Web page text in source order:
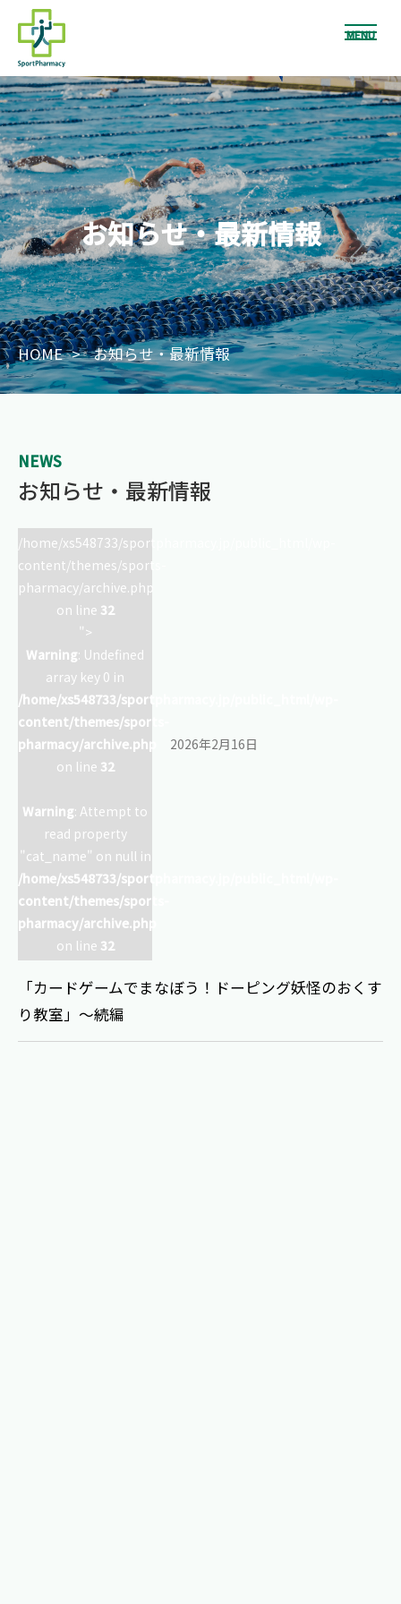
MENU
お知らせ・最新情報
HOME お知らせ・最新情報
NEWS
お知らせ・最新情報
/home/xs548733/sportpharmacy.jp/public_html/wp-
content/themes/sports-
pharmacy/archive.php
on line 32
">
Warning: Undefined
array key 0 in
/home/xs548733/sportpharmacy.jp/public_html/wp-
content/themes/sports-
pharmacy/archive.php
on line 32
Warning: Attempt to
read property
"cat_name" on null in
/home/xs548733/sportpharmacy.jp/public_html/wp-
content/themes/sports-
pharmacy/archive.php
on line 32
2026年2月16日
「カードゲームでまなぼう！ドーピング妖怪のおくす
り教室」～続編